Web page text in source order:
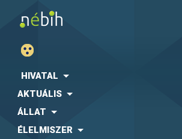
HIVATAL
AKTUÁLIS
ÁLLAT
ÉLELMISZER